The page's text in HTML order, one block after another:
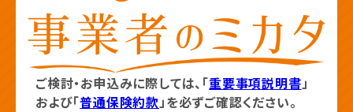
ご検討・お申込みに際しては、「重要事項説明書 」
および「普通保険約款 」を必ずご確認ください。